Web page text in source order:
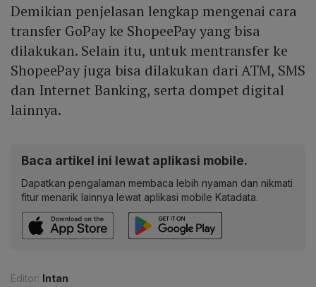
Demikian penjelasan lengkap mengenai cara
transfer GoPay ke ShopeePay yang bisa
dilakukan. Selain itu, untuk mentransfer ke
ShopeePay juga bisa dilakukan dari ATM, SMS
dan Internet Banking, serta dompet digital
lainnya.
Baca artikel ini lewat aplikasi mobile.
Dapatkan pengalaman membaca lebih nyaman dan nikmati
fitur menarik lainnya lewat aplikasi mobile Katadata.
Editor: Intan